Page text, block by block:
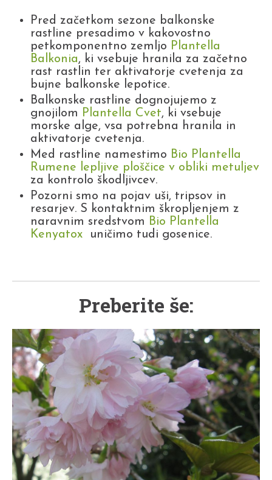
Pred začetkom sezone balkonske
rastline presadimo v kakovostno
petkomponentno zemljo Plantella
Balkonia, ki vsebuje hranila za začetno
rast rastlin ter aktivatorje cvetenja za
bujne balkonske lepotice.
Balkonske rastline dognojujemo z
gnojilom Plantella Cvet, ki vsebuje
morske alge, vsa potrebna hranila in
aktivatorje cvetenja.
Med rastline namestimo Bio Plantella
Rumene lepljive ploščice v obliki metuljev
za kontrolo škodljivcev.
Pozorni smo na pojav uši, tripsov in
resarjev. S kontaktnim škropljenjem z
naravnim sredstvom Bio Plantella
Kenyatox
uničimo tudi gosenice.
Preberite še: